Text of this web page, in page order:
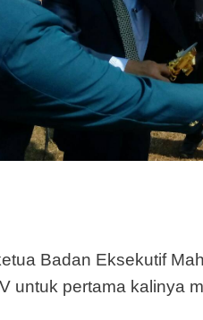
Badan Eksekutif
untuk pertama kalinya